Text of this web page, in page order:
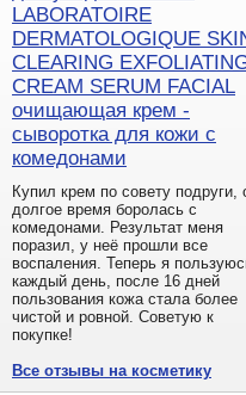
LABORATOIRE
DERMATOLOGIQUE
CLEARING
CREAM SERUM FACIAL
очищающая крем -
сыворотка для кожи с
комедонами
Купил крем по совету подруги,
долгое время боролась с
комедонами. Результат меня
поразил, у неё прошли все
воспаления. Теперь я
каждый день, после 16 дней
пользования кожа стала более
чистой и ровной. Советую к
покупке!
Все отзывы на косметику